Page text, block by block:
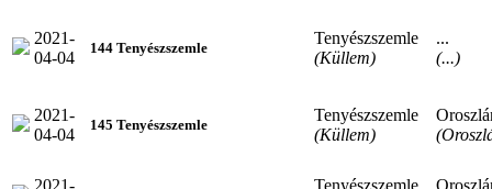
2021-
04-04
144 Tenyészszemle
Tenyészszemle
(Küllem)
...
(...)
2021-
04-04
145 Tenyészszemle
Tenyészszemle
(Küllem)
2021-
Tenyészszemle